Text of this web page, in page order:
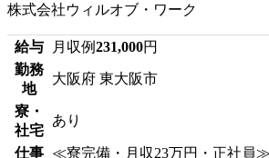
株式会社ウィルオブ・ワーク
給与 月収例231,000円
勤務
地
大阪府 東大阪市
寮・
社宅
あり
仕事 ≪寮完備・月収23万円・正社員